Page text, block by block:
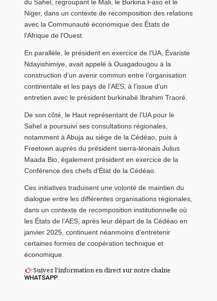
du Sahel , regroupant le Mali, le Burkina Faso et le
Niger, dans un contexte de recomposition des relations
avec la Communauté économique des États de
l’Afrique de l’Ouest.
En parallèle, le président en exercice de l’UA, Évariste
Ndayishimiye , avait appelé à Ouagadougou à la
construction d’un avenir commun entre l’organisation
continentale et les pays de l’AES, à l’issue d’un
entretien avec le président burkinabè Ibrahim Traoré
De son côté, le Haut représentant de l’UA pour le
Sahel a poursuivi ses consultations régionales,
notamment à Abuja au siège de la Cédéao, puis à
Freetown auprès du président sierra-léonais Julius
Maada Bio , également président en exercice de la
Conférence des chefs d’État de la Cédéao.
Ces initiatives traduisent une volonté de maintien du
dialogue entre les différentes organisations régionales,
dans un contexte de recomposition institutionnelle où
les États de l’AES, après leur départ de la Cédéao en
janvier 2025, continuent néanmoins d’entretenir
certaines formes de coopération technique et
économique.
Suivez l'information en direct sur notre chaîne
WHATSAPP